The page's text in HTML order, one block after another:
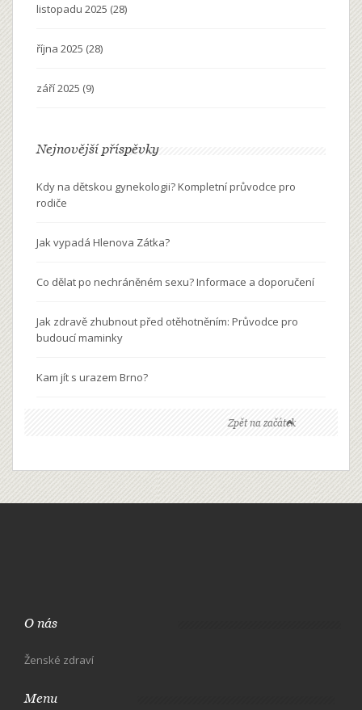
listopadu 2025 (28)
října 2025 (28)
září 2025 (9)
Nejnovější příspěvky
Kdy na dětskou gynekologii? Kompletní průvodce pro
rodiče
Jak vypadá Hlenova Zátka?
Co dělat po nechráněném sexu? Informace a doporučení
Jak zdravě zhubnout před otěhotněním: Průvodce pro
budoucí maminky
Kam jít s urazem Brno?
Zpět na začátek
O nás
Ženské zdraví
Menu